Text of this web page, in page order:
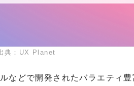
典：UX Planet
などで開発されたバラエティ